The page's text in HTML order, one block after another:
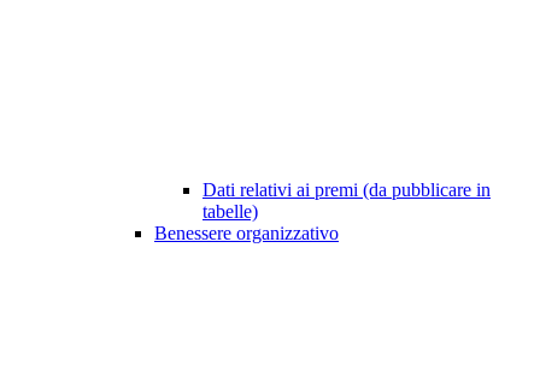
Dati relativi ai premi (da pubblicare in
tabelle)
Benessere organizzativo